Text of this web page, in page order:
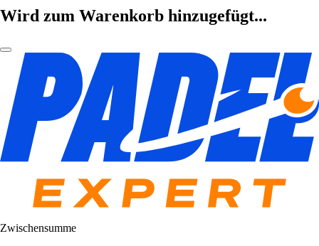
Wird zum Warenkorb hinzugefügt...
Zwischensumme